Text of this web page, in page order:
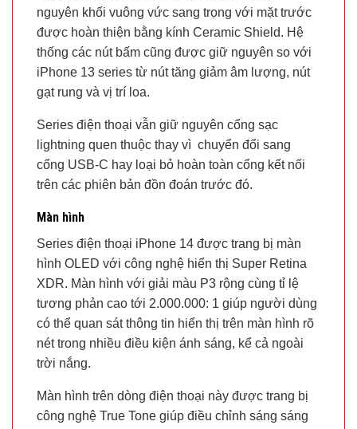
nguyên khối vuông vức sang trọng với mặt trước
được hoàn thiện bằng kính Ceramic Shield. Hệ
thống các nút bấm cũng được giữ nguyên so với
iPhone 13 series từ nút tăng giảm âm lượng, nút
gạt rung và vị trí loa.
Series điện thoại vẫn giữ nguyên cổng sạc
lightning quen thuộc thay vì chuyển đổi sang
cổng USB-C hay loại bỏ hoàn toàn cổng kết nối
trên các phiên bản đồn đoán trước đó.
Màn hình
Series điện thoại iPhone 14 được trang bị màn
hình OLED với công nghệ hiển thị Super Retina
XDR. Màn hình với giải màu P3 rộng cùng tỉ lệ
tương phản cao tới 2.000.000: 1 giúp người dùng
có thể quan sát thông tin hiển thị trên màn hình rõ
nét trong nhiều điều kiện ánh sáng, kể cả ngoài
trời nắng.
Màn hình trên dòng điện thoại này được trang bị
công nghệ True Tone giúp điều chỉnh sáng sáng